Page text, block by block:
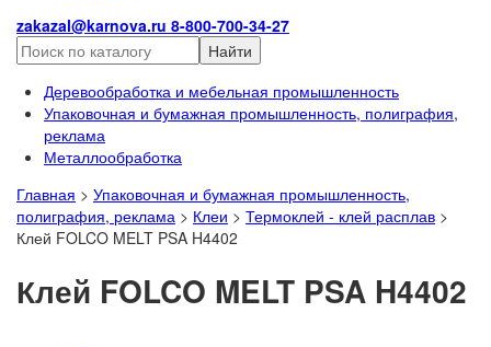
zakazal@karnova.ru 8-800-700-34-27
Найти
Деревообработка и мебельная промышленность
Упаковочная и бумажная промышленность, полиграфия,
реклама
Металлообработка
Главная > Упаковочная и бумажная промышленность,
полиграфия, реклама > Клеи > Термоклей - клей расплав >
Клей FOLCO MELT PSA H4402
Клей FOLCO MELT PSA H4402